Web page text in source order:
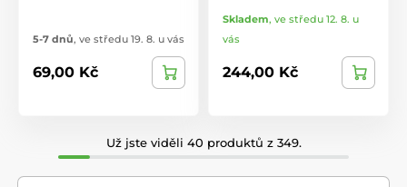
5-7 dnů, ve středu 19. 8. u vás
69,00 Kč
Skladem, ve středu 12. 8. u
vás
244,00 Kč
Už jste viděli 40 produktů z 349.